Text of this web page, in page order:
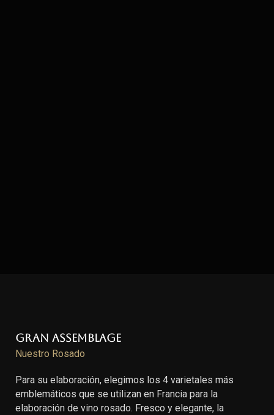
Gran Assemblage
Nuestro Rosado
Para su elaboración, elegimos los 4 varietales más
emblemáticos que se utilizan en Francia para la
elaboración de vino rosado. Fresco y elegante, la